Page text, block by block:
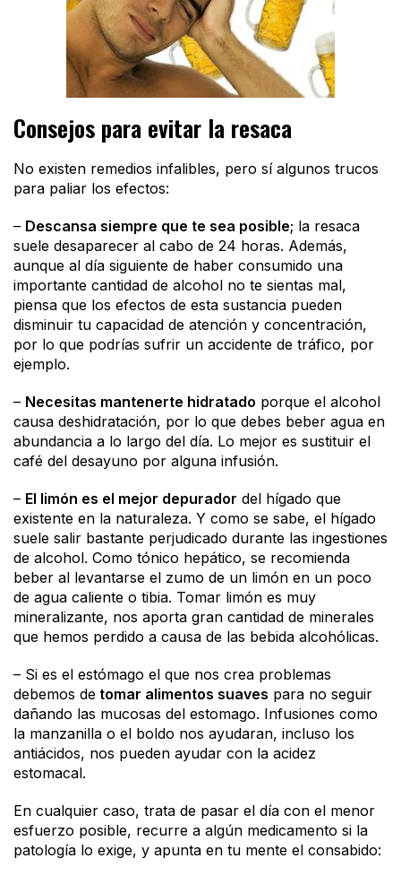
Consejos para evitar la resaca
No existen remedios infalibles, pero sí algunos trucos
para paliar los efectos:
– Descansa siempre que te sea posible; la resaca
suele desaparecer al cabo de 24 horas. Además,
aunque al día siguiente de haber consumido una
importante cantidad de alcohol no te sientas mal,
piensa que los efectos de esta sustancia pueden
disminuir tu capacidad de atención y concentración,
por lo que podrías sufrir un accidente de tráfico, por
ejemplo.
– Necesitas mantenerte hidratado porque el alcohol
causa deshidratación, por lo que debes beber agua en
abundancia a lo largo del día. Lo mejor es sustituir el
café del desayuno por alguna infusión.
– El limón es el mejor depurador del hígado que
existente en la naturaleza. Y como se sabe, el hígado
suele salir bastante perjudicado durante las ingestiones
de alcohol. Como tónico hepático, se recomienda
beber al levantarse el zumo de un limón en un poco
de agua caliente o tibia. Tomar limón es muy
mineralizante, nos aporta gran cantidad de minerales
que hemos perdido a causa de las bebida alcohólicas.
– Si es el estómago el que nos crea problemas
debemos de tomar alimentos suaves para no seguir
dañando las mucosas del estomago. Infusiones como
la manzanilla o el boldo nos ayudaran, incluso los
antiácidos, nos pueden ayudar con la acidez
estomacal.
En cualquier caso, trata de pasar el día con el menor
esfuerzo posible, recurre a algún medicamento si la
patología lo exige, y apunta en tu mente el consabido: